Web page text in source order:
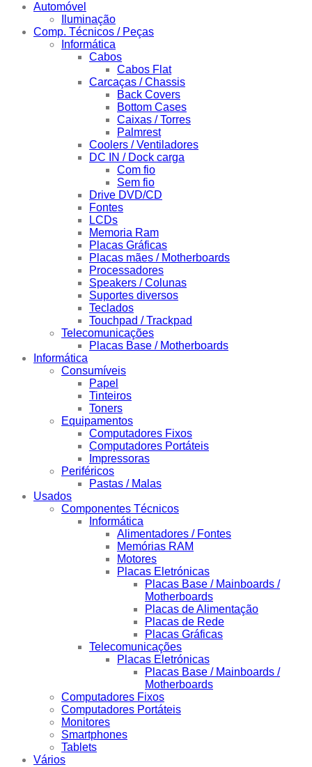
Automóvel
Iluminação
Comp. Técnicos / Peças
Informática
Cabos
Cabos Flat
Carcaças / Chassis
Back Covers
Bottom Cases
Caixas / Torres
Palmrest
Coolers / Ventiladores
DC IN / Dock carga
Com fio
Sem fio
Drive DVD/CD
Fontes
LCDs
Memoria Ram
Placas Gráficas
Placas mães / Motherboards
Processadores
Speakers / Colunas
Suportes diversos
Teclados
Touchpad / Trackpad
Telecomunicações
Placas Base / Motherboards
Informática
Consumíveis
Papel
Tinteiros
Toners
Equipamentos
Computadores Fixos
Computadores Portáteis
Impressoras
Periféricos
Pastas / Malas
Usados
Componentes Técnicos
Informática
Alimentadores / Fontes
Memórias RAM
Motores
Placas Eletrónicas
Placas Base / Mainboards /
Motherboards
Placas de Alimentação
Placas de Rede
Placas Gráficas
Telecomunicações
Placas Eletrónicas
Placas Base / Mainboards /
Motherboards
Computadores Fixos
Computadores Portáteis
Monitores
Smartphones
Tablets
Vários